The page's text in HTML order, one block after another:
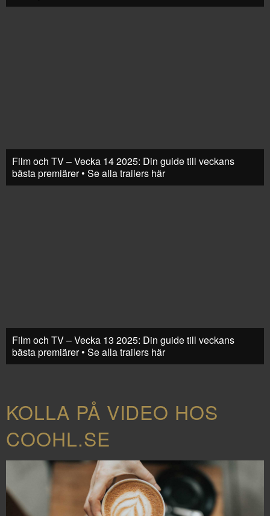
Film och TV – Vecka 14 2025: Din guide till veckans
bästa premiärer • Se alla trailers här
Film och TV – Vecka 13 2025: Din guide till veckans
bästa premiärer • Se alla trailers här
KOLLA PÅ VIDEO HOS
COOHL.SE